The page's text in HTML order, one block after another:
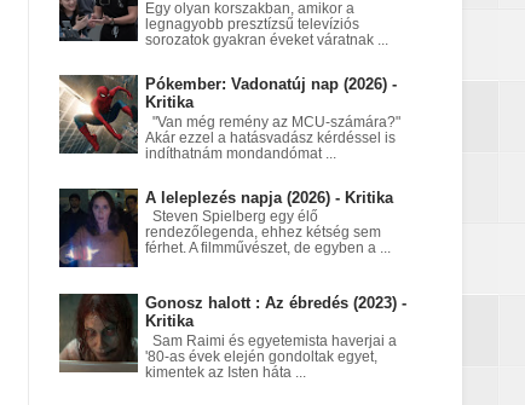
Egy olyan korszakban, amikor a
legnagyobb presztízsű televíziós
sorozatok gyakran éveket váratnak ...
Pókember: Vadonatúj nap (2026) -
Kritika
"Van még remény az MCU-számára?"
Akár ezzel a hatásvadász kérdéssel is
indíthatnám mondandómat ...
A leleplezés napja (2026) - Kritika
Steven Spielberg egy élő
rendezőlegenda, ehhez kétség sem
férhet. A filmművészet, de egyben a ...
Gonosz halott : Az ébredés (2023) -
Kritika
Sam Raimi és egyetemista haverjai a
'80-as évek elején gondoltak egyet,
kimentek az Isten háta ...